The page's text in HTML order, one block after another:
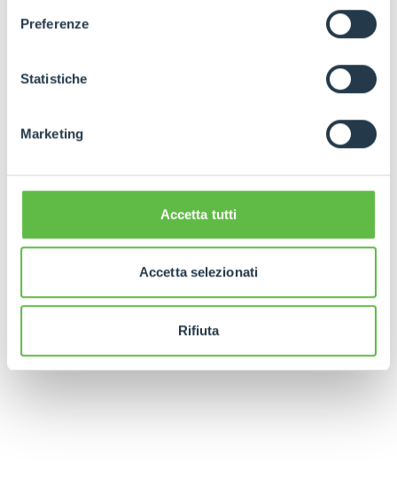
dell'informativa completa nel footer presente in ogni
pagina. Per esercitare i diritti riconosciuti all'interessato ai
GDPR abbiamo predisposto una
apposita procedura.
Preferenze
Statistiche
Marketing
Accetta tutti
Accetta selezionati
Rifiuta